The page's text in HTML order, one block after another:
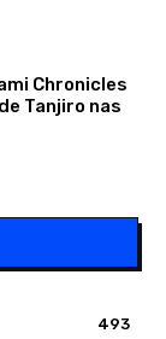
Chronicles
Tanjiro nas
493